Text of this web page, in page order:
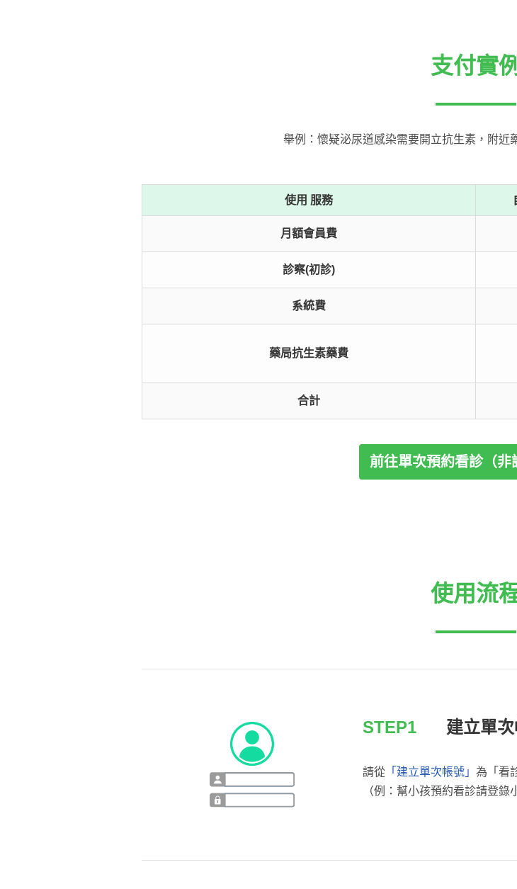
支付實例
舉例：懷疑泌尿道感染需要開立抗生素，附近
使用 服務
月額會員費
診察(初診)
系統費
藥局抗生素藥費
合計
前往單次預約看診（非
使用流
STEP1 建立單
請從「建立單次帳號」 為「看
（例：幫小孩預約看診請登錄